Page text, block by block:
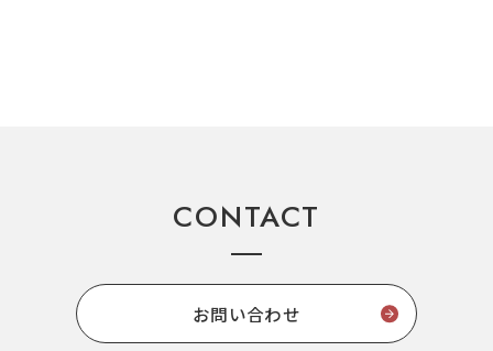
CONTACT
お問い合わせ